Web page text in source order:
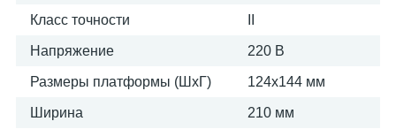
Класс точности
Напряжение 220 В
Размеры платформы (ШxГ) 124х144 мм
Ширина 210 мм